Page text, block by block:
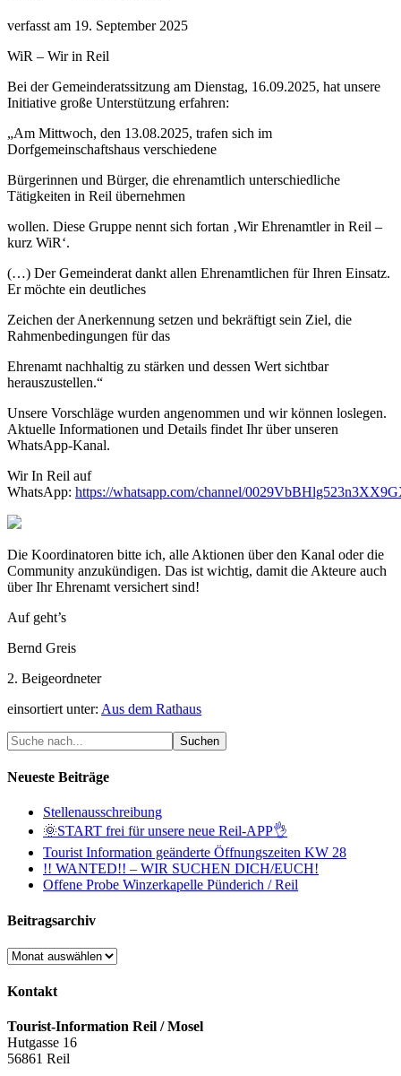
verfasst am 19. September 2025
WiR – Wir in Reil
Bei der Gemeinderatssitzung am Dienstag, 16.09.2025, hat unsere
Initiative große Unterstützung erfahren:
„Am Mittwoch, den 13.08.2025, trafen sich im
Dorfgemeinschaftshaus verschiedene
Bürgerinnen und Bürger, die ehrenamtlich unterschiedliche
Tätigkeiten in Reil übernehmen
wollen. Diese Gruppe nennt sich fortan ‚Wir Ehrenamtler in Reil –
kurz WiR‘.
(…) Der Gemeinderat dankt allen Ehrenamtlichen für Ihren Einsatz.
Er möchte ein deutliches
Zeichen der Anerkennung setzen und bekräftigt sein Ziel, die
Rahmenbedingungen für das
Ehrenamt nachhaltig zu stärken und dessen Wert sichtbar
herauszustellen.“
Unsere Vorschläge wurden angenommen und wir können loslegen.
Aktuelle Informationen und Details findet Ihr über unseren
WhatsApp-Kanal.
Wir In Reil auf
WhatsApp: https://whatsapp.com/channel/
Die Koordinatoren bitte ich, alle Aktionen über den Kanal oder die
Community anzukündigen. Das ist wichtig, damit die Akteure auch
über Ihr Ehrenamt versichert sind!
Auf geht’s
Bernd Greis
2. Beigeordneter
einsortiert unter: Aus dem Rathaus
Neueste Beiträge
Stellenausschreibung
🌞START frei für unsere neue Reil-APP👌
Tourist Information geänderte Öffnungszeiten KW 28
!! WANTED!! – WIR SUCHEN DICH/EUCH!
Offene Probe Winzerkapelle Pünderich / Reil
Beitragsarchiv
Beitragsarchiv
Kontakt
Tourist-Information Reil / Mosel
Hutgasse 16
56861 Reil